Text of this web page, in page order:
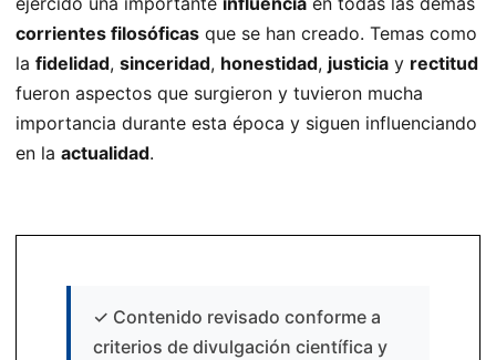
corrientes filosóficas que se han creado. Temas como
la fidelidad, sinceridad, honestidad, justicia y rectitud
fueron aspectos que surgieron y tuvieron mucha
importancia durante esta época y siguen influenciando
en la actualidad.
✓ Contenido revisado conforme a
criterios de divulgación científica y